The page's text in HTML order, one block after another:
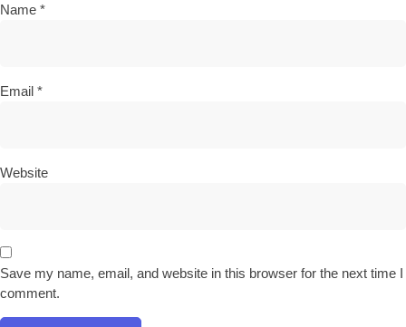
Name *
Email *
Website
Save my name, email, and website in this browser for the next time I
comment.